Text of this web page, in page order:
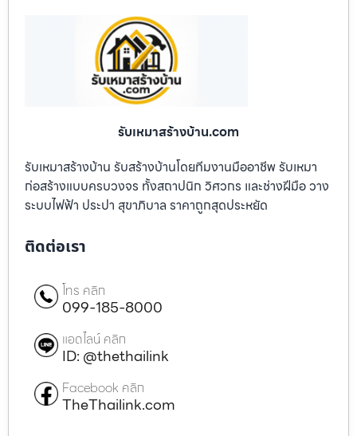
รับเหมาสร้างบ้าน.com
รับเหมาสร้างบ้าน รับสร้างบ้านโดยทีมงานมืออาชีพ รับเหมา
ก่อสร้างแบบครบวงจร ทั้งสถาปนิก วิศวกร และช่างฝีมือ วาง
ระบบไฟฟ้า ประปา สุขาภิบาล ราคาถูกสุดประหยัด
ติดต่อเรา
โทร คลิก
099-185-8000
แอดไลน์ คลิก
ID: @thethailink
Facebook คลิก
TheThailink.com